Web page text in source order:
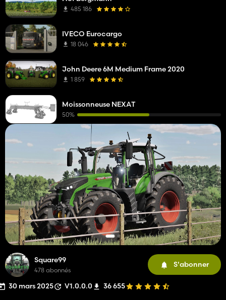
Square99
478 abonnés
S'abonner
30 mars 2025 V1.0.0.0 36 655
485 186
IVECO Eurocargo
18 046
John Deere 6M Medium Frame 2020
1 859
Moissonneuse NEXAT
50%